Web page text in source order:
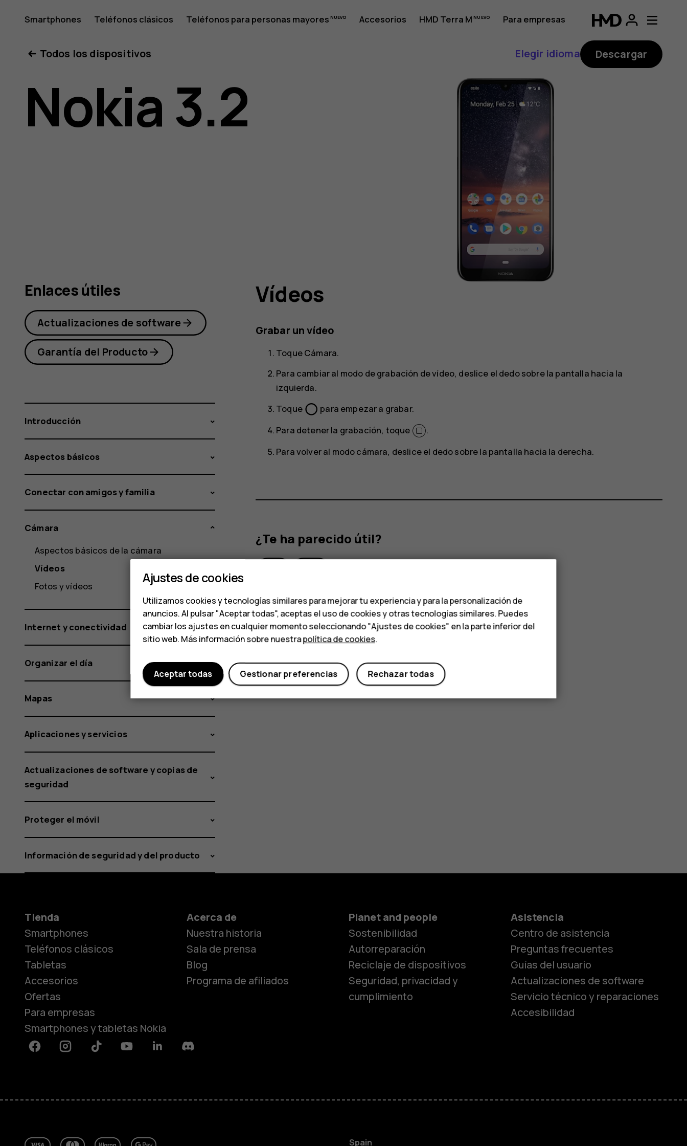
Guía
del
usuario
3.2
Smartphones Teléfonos clásicos Teléfonos para personas mayores Accesorios HMD Terra M
Para empresas
Smartphones
Teléfonos clásicos
Teléfonos para
HMD Terra M
Todos los dispositivos Elegir idioma Descargar
Nokia 3.2
Vídeos
Grabar un vídeo
ToqueCámara.
Para cambiar al modo de grabación de vídeo, deslice el dedo sobre la pantalla hacia la
izquierda.
Toque panorama_fish_eye para empezar a grabar.
Para detener la grabación, toque
.
Para volver al modo cámara, deslice el dedo sobre la pantalla hacia la derecha.
¿Te ha parecido útil?
Enlaces útiles
Actualizaciones de software
Garantía del Producto
Introducción
Aspectos básicos
Conectar con amigos y familia
Cámara
Aspectos básicos de la cámara
Vídeos
Fotos y vídeos
Internet y conectividad
Organizar el día
Mapas
Aplicaciones y servicios
Actualizaciones de software y copias de
seguridad
Proteger el móvil
Información de seguridad y del producto
Tienda
Smartphones
Teléfonos clásicos
Tabletas
Accesorios
Ofertas
Para empresas
Smartphones y tabletas Nokia
Acerca de
Nuestra historia
Sala de prensa
Blog
Programa de afiliados
Planet and people
Sostenibilidad
Autorreparación
Reciclaje de dispositivos
Seguridad, privacidad y
cumplimiento
Asistencia
Centro de asistencia
Preguntas frecuentes
Guías del usuario
Actualizaciones de software
Servicio técnico y reparaciones
Accesibilidad
FacebookInstagramTiktok YoutubeLinkedinDiscord
Spain
Ajustes de cookies
Utilizamos cookies y tecnologías similares para mejorar tu experiencia y para la personalización de
anuncios. Al pulsar "Aceptar todas", aceptas el uso de cookies y otras tecnologías similares. Puedes
cambiar los ajustes en cualquier momento seleccionando "Ajustes de cookies" en la parte inferior del
sitio web. Más información sobre nuestrapolítica de cookies.
Rechazar todas
Gestionar preferencias
Aceptar todas